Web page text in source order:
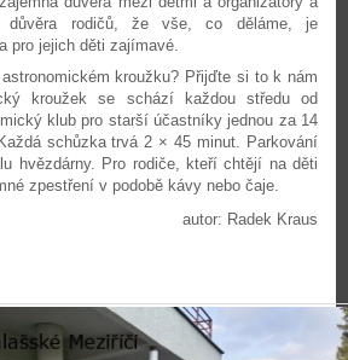
rodičů, že vše, co děláme, je
pro jejich děti zajímavé.
kroužku? Přijďte si to k nám
kroužek se schází každou středu od
klub pro starší účastníky jednou za 14
schůzka trvá 2 × 45 minut. Parkování
hvězdárny. Pro rodiče, kteří chtějí na děti
zpestření v podobě kávy nebo čaje.
autor: Radek Kraus